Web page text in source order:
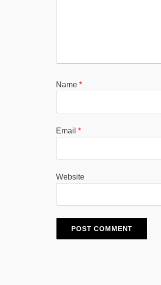
Name *
Email *
Website